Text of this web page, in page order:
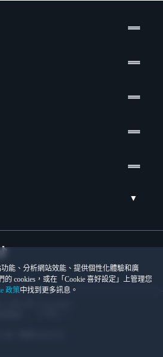
能、分析網站效能、提供個性化體驗和廣
cookies，或在「Cookie 喜好設定」上管理您
政策中找到更多訊息。
一編號16003518